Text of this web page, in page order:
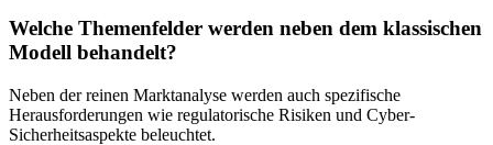
Welche Themenfelder werden neben dem klassischen
Modell behandelt?
Neben der reinen Marktanalyse werden auch spezifische
Herausforderungen wie regulatorische Risiken und Cyber-
Sicherheitsaspekte beleuchtet.